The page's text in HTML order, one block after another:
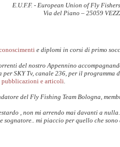
E.U.F.F. - European Union of Fly
Via del Piano – 25059
e diplomi in corsi di primo
del nostro Appennino
SKY Tv, canale 236, per il programma
pubblicazioni e articoli
del Fly Fishing Team Bologna,
, non mi arrendo mai davanti a
sognatore.. mi piaccio per quello che